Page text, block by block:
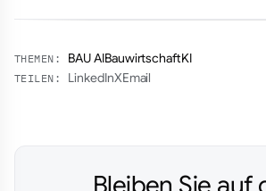
THEMEN: BAU AIBauwirtschaftKI
TEILEN: LinkedInXEmail